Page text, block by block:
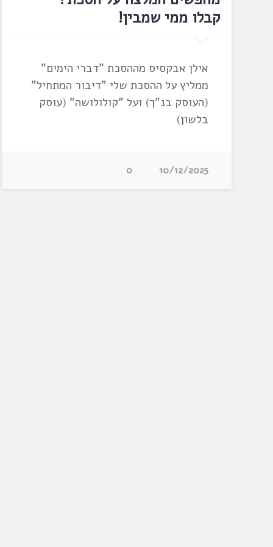
קבלו ממי שמבין!
אילן אבקסיס מההסכת "דברי הימים"
ממליץ על ההסכת שלי "דיבור המתחיל"
(העוסק בנ"ך) ועל "קולולושה" (עוסק
בלשון)
10/12/2025
0